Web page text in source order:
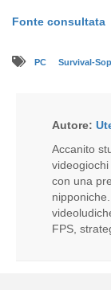
Fonte consultata
PC Survival-
Autore:
Accanito
con una
FPS,